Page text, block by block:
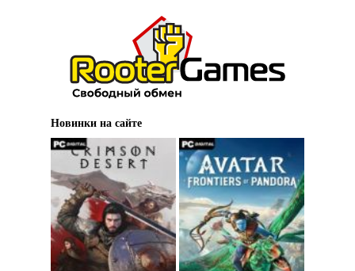
Новинки на сайте